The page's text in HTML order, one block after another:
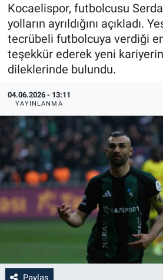
Kocaelispor, futbolcusu
yolların ayrıldığını açıkladı.
tecrübeli futbolcuya verdiği
teşekkür ederek yeni
dileklerinde bulundu.
04.06.2026 - 13:11
YAYINLANMA
Paylaş
Son Dakika Haberleri
Haber Arşivi